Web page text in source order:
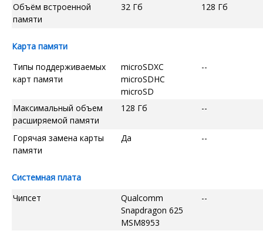
Объём встроенной
памяти
32 Гб 128 Гб
Карта памяти
Типы поддерживаемых
карт памяти
microSDXC
microSDHC
microSD
--
Максимальный объем
расширяемой памяти
128 Гб --
Горячая замена карты
памяти
Да --
Системная плата
Чипсет
Qualcomm
Snapdragon 625
MSM8953
--